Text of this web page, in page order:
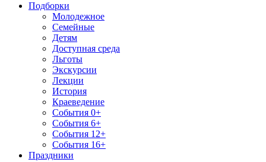
Подборки
Молодежное
Семейные
Детям
Доступная среда
Льготы
Экскурсии
Лекции
История
Краеведение
События 0+
События 6+
События 12+
События 16+
Праздники